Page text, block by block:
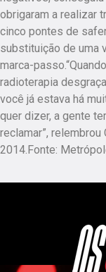
obrigaram a realizar
cinco pontes de
substituição de uma
marca-
radioterapia
você já estava há
quer dizer, a gente
reclamar”,
2014.Fonte: